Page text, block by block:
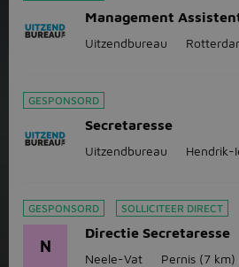
Management
Uitzendbureau
GESPONSORD
Secretaresse
Uitzendbureau Hendrik-
GESPONSORD SOLLICITEER DIRECT
N
Directie Secretaresse
Neele-Vat Pernis (7 km)